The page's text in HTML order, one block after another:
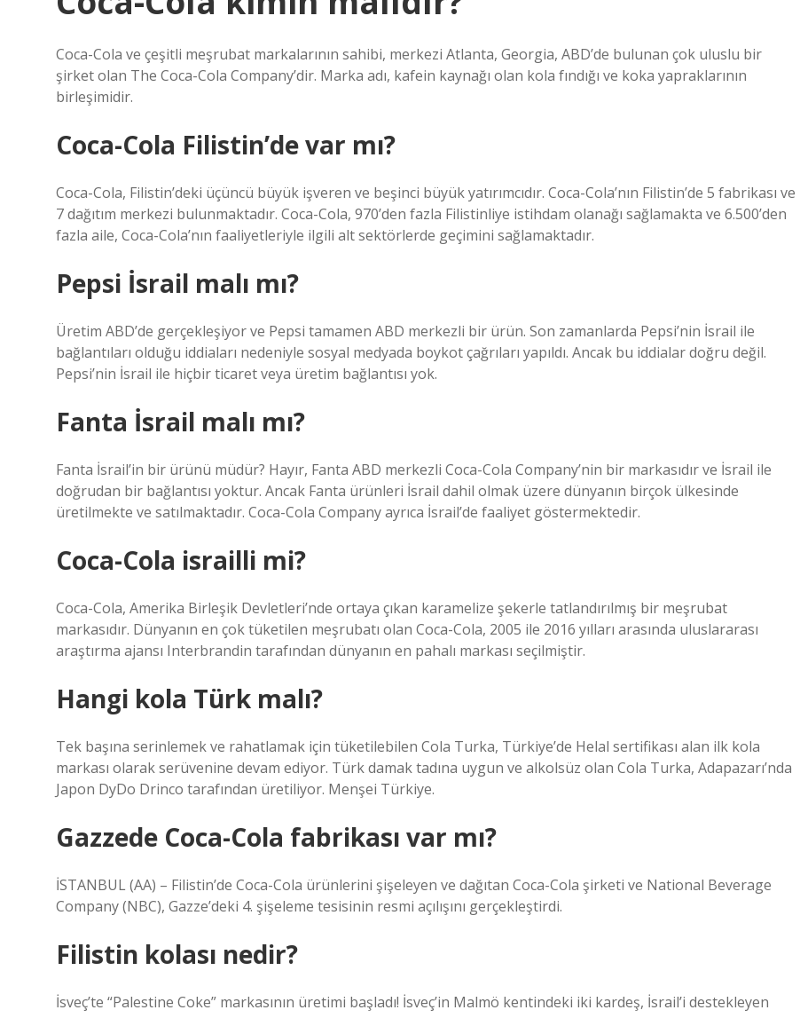
Coca-Cola ve çeşitli meşrubat markalarının sahibi, merkezi Atlanta, Georgia, ABD’de bulunan çok uluslu bir
şirket olan The Coca-Cola Company’dir. Marka adı, kafein kaynağı olan kola fındığı ve koka yapraklarının
birleşimidir.
Coca-Cola Filistin’de var mı?
Coca-Cola, Filistin’deki üçüncü büyük işveren ve beşinci büyük yatırımcıdır. Coca-Cola’nın Filistin’de 5 fabrikası ve
7 dağıtım merkezi bulunmaktadır. Coca-Cola, 970’den fazla Filistinliye istihdam olanağı sağlamakta ve 6.500’den
fazla aile, Coca-Cola’nın faaliyetleriyle ilgili alt sektörlerde geçimini sağlamaktadır.
Pepsi İsrail malı mı?
Üretim ABD’de gerçekleşiyor ve Pepsi tamamen ABD merkezli bir ürün. Son zamanlarda Pepsi’nin İsrail ile
bağlantıları olduğu iddiaları nedeniyle sosyal medyada boykot çağrıları yapıldı. Ancak bu iddialar doğru değil.
Pepsi’nin İsrail ile hiçbir ticaret veya üretim bağlantısı yok.
Fanta İsrail malı mı?
Fanta İsrail’in bir ürünü müdür? Hayır, Fanta ABD merkezli Coca-Cola Company’nin bir markasıdır ve İsrail ile
doğrudan bir bağlantısı yoktur. Ancak Fanta ürünleri İsrail dahil olmak üzere dünyanın birçok ülkesinde
üretilmekte ve satılmaktadır. Coca-Cola Company ayrıca İsrail’de faaliyet göstermektedir.
Coca-Cola israilli mi?
Coca-Cola, Amerika Birleşik Devletleri’nde ortaya çıkan karamelize şekerle tatlandırılmış bir meşrubat
markasıdır. Dünyanın en çok tüketilen meşrubatı olan Coca-Cola, 2005 ile 2016 yılları arasında uluslararası
araştırma ajansı Interbrandin tarafından dünyanın en pahalı markası seçilmiştir.
Hangi kola Türk malı?
Tek başına serinlemek ve rahatlamak için tüketilebilen Cola Turka, Türkiye’de Helal sertifikası alan ilk kola
markası olarak serüvenine devam ediyor. Türk damak tadına uygun ve alkolsüz olan Cola Turka, Adapazarı’nda
Japon DyDo Drinco tarafından üretiliyor. Menşei Türkiye.
Gazzede Coca-Cola fabrikası var mı?
İSTANBUL (AA) – Filistin’de Coca-Cola ürünlerini şişeleyen ve dağıtan Coca-Cola şirketi ve National Beverage
Company (NBC), Gazze’deki 4. şişeleme tesisinin resmi açılışını gerçekleştirdi.
Filistin kolası nedir?
İsveç’te “Palestine Coke” markasının üretimi başladı! İsveç’in Malmö kentindeki iki kardeş, İsrail’i destekleyen